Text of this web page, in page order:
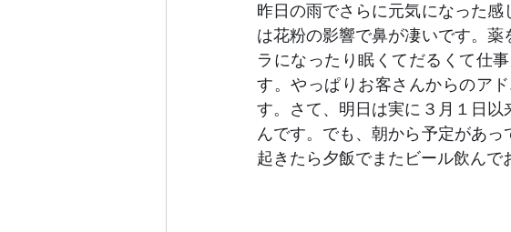
昨日の雨でさらに元気になった
は花粉の影響で鼻が凄いです。
ラになったり眠くてだるくて仕
す。やっぱりお客さんからのア
す。さて、明日は実に３月１日
んです。でも、朝から予定があっ
起きたら夕飯でまたビール飲んで